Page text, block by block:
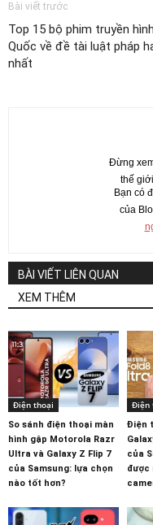
Bài viết trước
Top 15 bộ phim truyền
Quốc về đề tài luật pháp
nhất
Đừng
thế
Bạn có
của
BÀI VIẾT LIÊN QUAN
XEM THÊM
Điện thoại
So sánh điện thoại màn
hình gập Motorola Razr
Ultra và Galaxy Z Flip 7
của Samsung: lựa chọn
nào tốt hơn?
Điện
Điện
của
được